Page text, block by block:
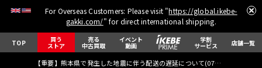
For Overseas Customers: Please visit "https://global.ikebe-
gakki.com/" for direct international shipping.
TOP 買う
ストア
売る
中古買取
イベント
動画
学割
サービス 店舗一覧
【重要】熊本県で発生した地震に伴う配送の遅延について(07月29日